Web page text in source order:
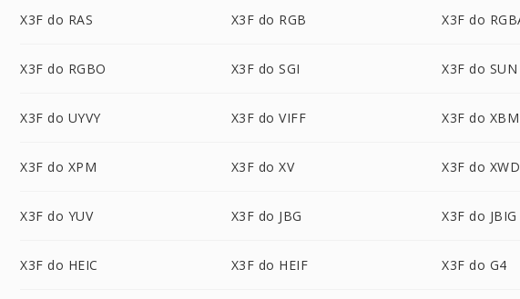
X3F do RAS X3F do RGB X3F do
X3F do RGBO X3F do SGI X3F do SUN
X3F do UYVY X3F do VIFF X3F do XBM
X3F do XPM X3F do XV X3F do XWD
X3F do YUV X3F do JBG X3F do JBIG
X3F do HEIC X3F do HEIF X3F do G4